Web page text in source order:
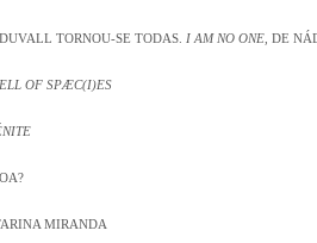
TORNOU-SE TODAS. I AM NO ONE , DE
OF SPÆC(I)ES
MIRANDA